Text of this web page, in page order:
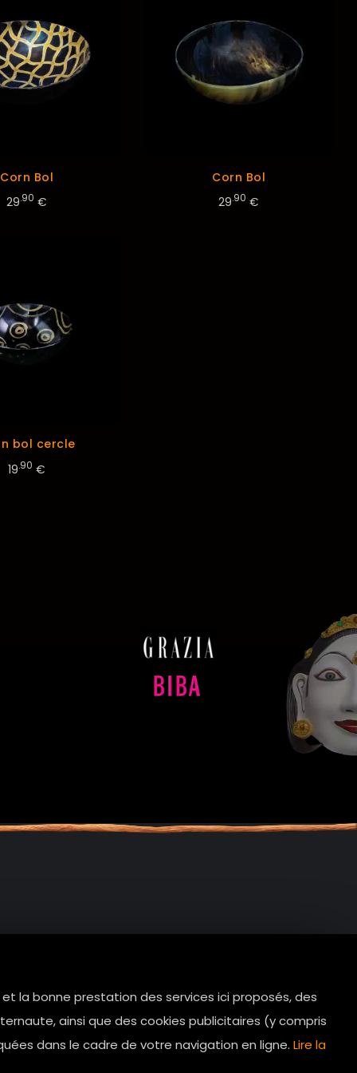
la bonne prestation des services ici proposés, des
ainsi que des cookies publicitaires (y compris
dans le cadre de votre navigation en ligne. Lire la
Corn Bol
29.90 €
Corn Bol
29.90 €
bol cercle
19.90 €
Horaires d’ouverture: 11h - 19h30 Du